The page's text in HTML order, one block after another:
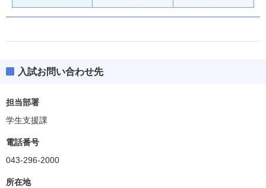
入試お問い合わせ先
担当部署
学生支援課
電話番号
043-296-2000
所在地